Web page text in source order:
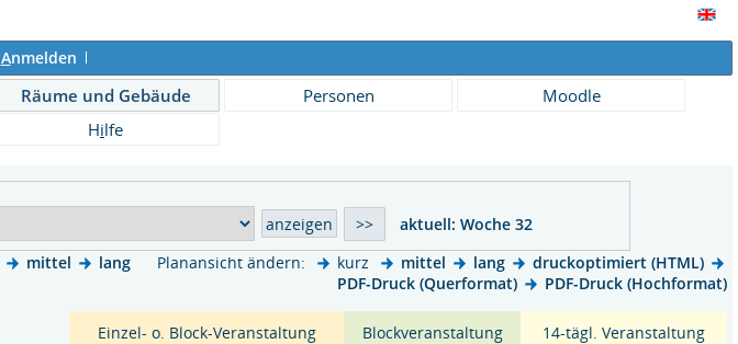
Anmelden
Räume und Gebäude Personen
Moodle
Hilfe
aktuell:Woche 32
mittel lang Planansicht ändern: kurz mittel lang
druckoptimiert (HTML)
PDF-Druck (Querformat)
PDF-Druck (Hochformat)
Einzel- o. Block-Veranstaltung Blockveranstaltung 14-tägl. Veranstaltung